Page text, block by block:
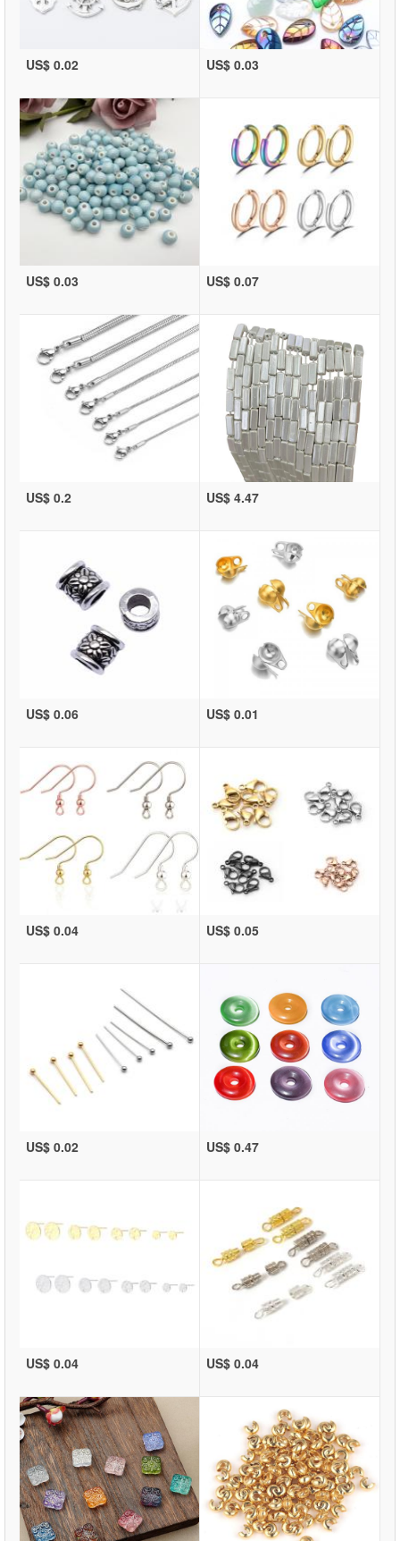
US$ 0.02 US$ 0.03
US$ 0.03 US$ 0.07
US$ 0.2 US$ 4.47
US$ 0.06 US$ 0.01
US$ 0.04 US$ 0.05
US$ 0.02 US$ 0.47
US$ 0.04 US$ 0.04